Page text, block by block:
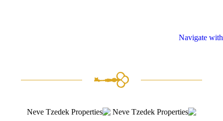
Navigate with